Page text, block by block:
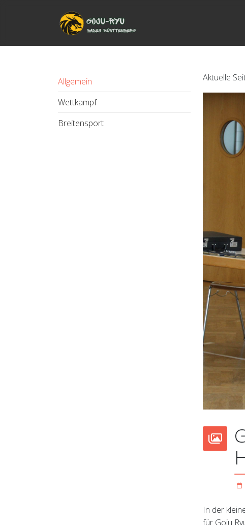
Allgemein
Wettkampf
Breitensport
Aktuelle
In der
für Goju